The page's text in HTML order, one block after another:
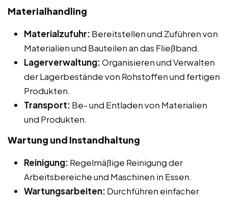
Materialhandling
Materialzufuhr: Bereitstellen und Zuführen von
Materialien und Bauteilen an das Fließband.
Lagerverwaltung:Organisieren und Verwalten
der Lagerbestände von Rohstoffen und fertigen
Produkten.
Transport: Be- und Entladen von Materialien
und Produkten.
Wartung und Instandhaltung
Reinigung: Regelmäßige Reinigung der
Arbeitsbereiche und Maschinen in Essen.
Wartungsarbeiten: Durchführen einfacher